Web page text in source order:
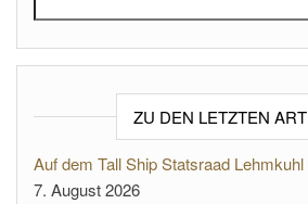
ZU DEN LETZTEN
Auf dem Tall Ship Statsraad Lehmkuhl
7. August 2026